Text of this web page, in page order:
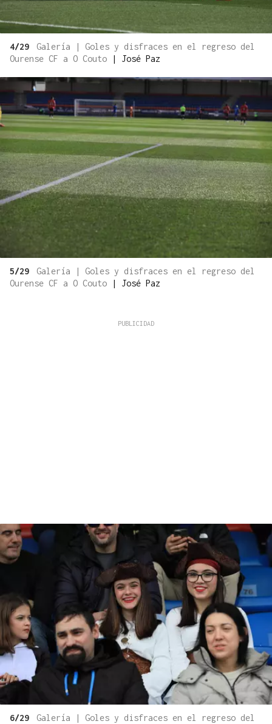
4/29
Galería | Goles y disfraces en el regreso del
Ourense CF a O Couto
| José Paz
5/29
Galería | Goles y disfraces en el regreso del
Ourense CF a O Couto
| José Paz
6/29
Galería | Goles y disfraces en el regreso del